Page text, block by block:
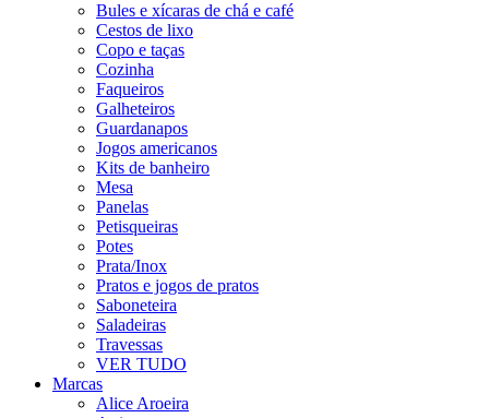
Bules e xícaras de chá e café
Cestos de lixo
Copo e taças
Cozinha
Faqueiros
Galheteiros
Guardanapos
Jogos americanos
Kits de banheiro
Mesa
Panelas
Petisqueiras
Potes
Prata/Inox
Pratos e jogos de pratos
Saboneteira
Saladeiras
Travessas
VER TUDO
Marcas
Alice Aroeira